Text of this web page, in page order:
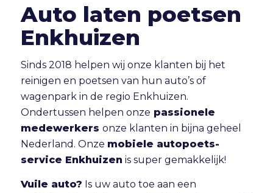
Auto laten poetsen
Enkhuizen
Sinds 2018 helpen wij onze klanten bij het
reinigen en poetsen van hun auto’s of
wagenpark in de regio Enkhuizen.
Ondertussen helpen onze passionele
medewerkers onze klanten in bijna geheel
Nederland. Onze mobiele autopoets-
service Enkhuizen is super gemakkelijk!
Vuile auto? Is uw auto toe aan een